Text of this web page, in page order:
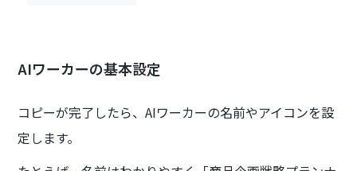
AIワーカーの基本設定
コピーが完了したら、AIワーカーの名前やアイコンを設
定します。